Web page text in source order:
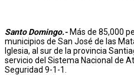
Santo Domingo.-Más de 85,000
municipios de San José de las
Iglesia, al sur de la provincia
servicio del Sistema Nacional de
Seguridad 9-1-1.